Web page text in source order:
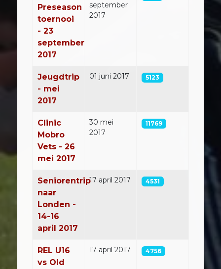
Preseason
toernooi
- 23
september
2017
september
2017
Jeugdtrip
- mei
2017
01 juni 2017 5123
Clinic
Mobro
Vets - 26
mei 2017
30 mei
2017
11769
Seniorentrip
naar
Londen -
14-16
april 2017
17 april 2017 4531
REL U16
vs Old
17 april 2017 4756